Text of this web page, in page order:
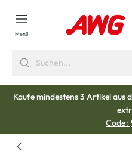
springen
Menü
Kaufe mindestens 3 Artikel aus
Code: